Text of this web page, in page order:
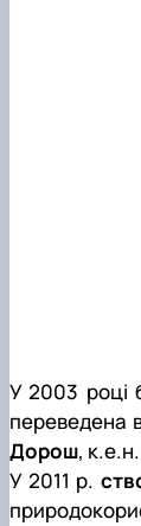
У 2003 році
переведена
Дорош, к.е.н.
У 2011 р.